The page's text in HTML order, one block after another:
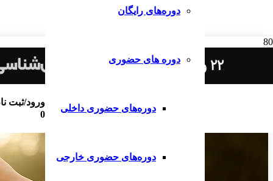
دوره‌های رایگان
دوره های حضوری
دوره‌های حضوری داخلی
دوره‌های حضوری خارجی
ورود/ثبت
0